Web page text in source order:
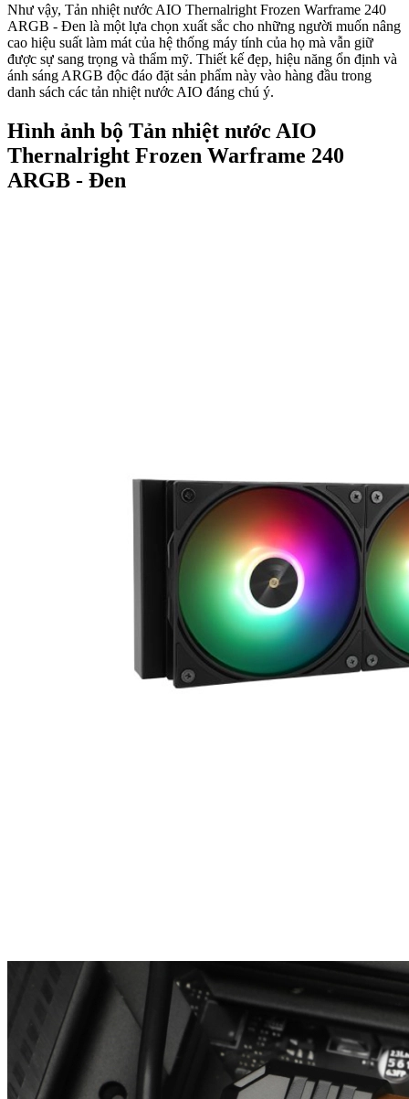
Như vậy, Tản nhiệt nước AIO Thernalright Frozen Warframe 240
ARGB - Đen là một lựa chọn xuất sắc cho những người muốn nâng
cao hiệu suất làm mát của hệ thống máy tính của họ mà vẫn giữ
được sự sang trọng và thẩm mỹ. Thiết kế đẹp, hiệu năng ổn định và
ánh sáng ARGB độc đáo đặt sản phẩm này vào hàng đầu trong
danh sách các tản nhiệt nước AIO đáng chú ý.
Hình ảnh bộ Tản nhiệt nước AIO
Thernalright Frozen Warframe 240
ARGB - Đen